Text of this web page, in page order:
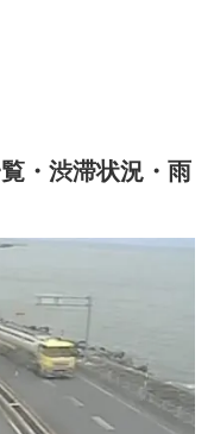
・渋滞状況・雨